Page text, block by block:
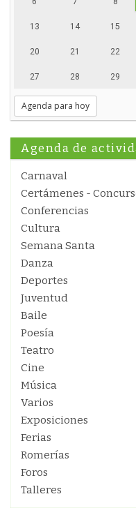
13 14 15
20 21 22
27 28 29
Agenda para hoy
Agenda de
Carnaval
Certámenes -
Conferencias
Cultura
Semana Santa
Danza
Deportes
Juventud
Baile
Poesía
Teatro
Cine
Música
Varios
Exposiciones
Ferias
Romerías
Foros
Talleres